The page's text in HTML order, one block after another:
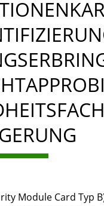
Module Card Typ